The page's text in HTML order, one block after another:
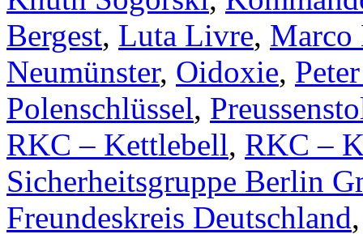
Bergest, Luta Livre, Marco
Neumünster, Oidoxie,
Polenschlüssel,
RKC – Kettlebell, RKC –
Sicherheitsgruppe Berlin
Freundeskreis Deutschland